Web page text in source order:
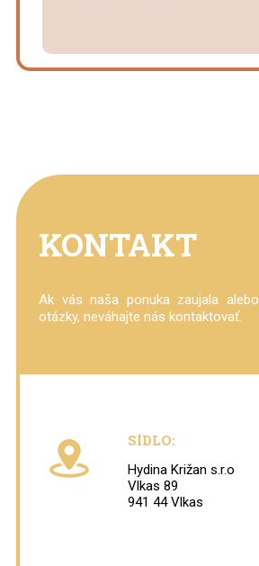
KONTAKT
Ak vás naša ponuka zaujala
otázky, neváhajte nás kontaktovať.
SÍDLO:
Hydina Križan s.r.o
Vlkas 89
941 44 Vlkas